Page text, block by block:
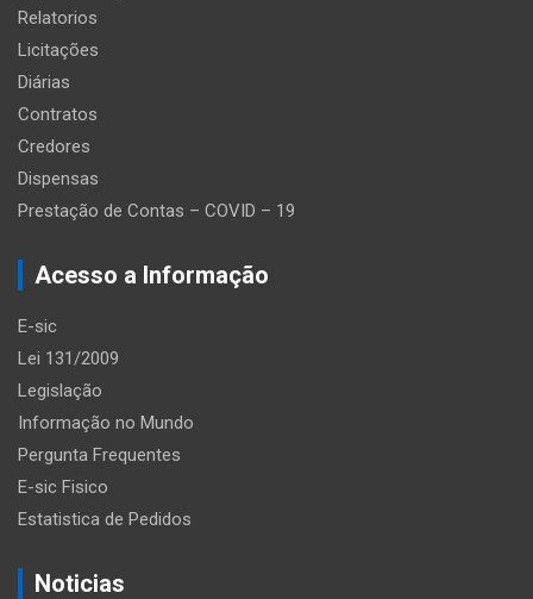
Relatorios
Licitações
Diárias
Contratos
Credores
Dispensas
Prestação de Contas – COVID – 19
Acesso a Informação
E-sic
Lei 131/2009
Legislação
Informação no Mundo
Pergunta Frequentes
E-sic Fisico
Estatistica de Pedidos
Noticias